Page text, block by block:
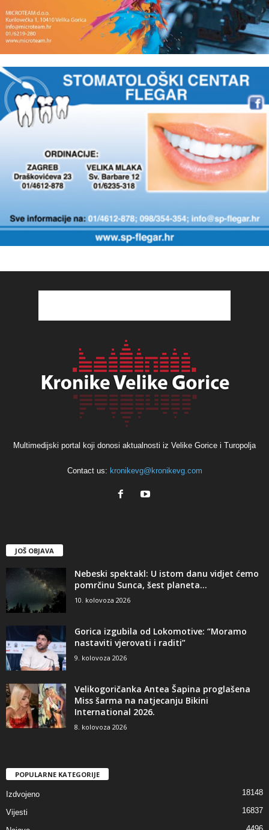
Multimedijski portal koji donosi aktualnosti iz Velike Gorice i Turopolja
Contact us: kronikevg@kronikevg.com
JOŠ OBJAVA
Nebeski spektakl: U istom danu vidjet ćemo
pomrčinu Sunca, šest planeta...
10. kolovoza 2026
Gorica izgubila od Lokomotive: “Moramo
nastaviti vjerovati i raditi”
9. kolovoza 2026
Velikogoričanka Antea Šapina proglašena
Miss šarma na natjecanju Bikini
International 2026.
8. kolovoza 2026
POPULARNE KATEGORIJE
Izdvojeno 18148
Vijesti 16837